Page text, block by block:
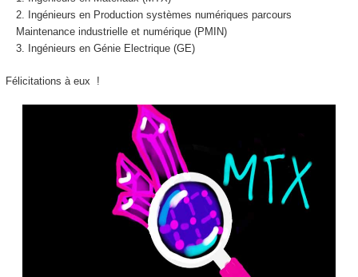
Ingénieurs en Production systèmes numériques parcours
Maintenance industrielle et numérique (PMIN)
Ingénieurs en Génie Electrique (GE)
Félicitations à eux !